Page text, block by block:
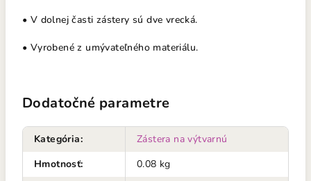
• V dolnej časti zástery sú dve vrecká.
• Vyrobené z umývateľného materiálu.
Dodatočné parametre
Kategória:
Zástera na výtvarnú
Hmotnosť:
0.08 kg